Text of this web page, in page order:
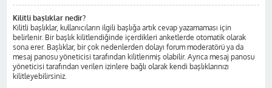
Kilitli başlıklar nedir?
Kilitli başlıklar, kullanıcıların ilgili başlığa artık cevap yazamaması için
belirlenir. Bir başlık kilitlendiğinde içerdikleri anketlerde otomatik olarak
sona erer. Başlıklar, bir çok nedenlerden dolayı forum moderatörü ya da
mesaj panosu yöneticisi tarafından kilitlenmiş olabilir. Ayrıca mesaj panosu
yöneticisi tarafından verilen izinlere bağlı olarak kendi başlıklarınızı
kilitleyebilirsiniz.